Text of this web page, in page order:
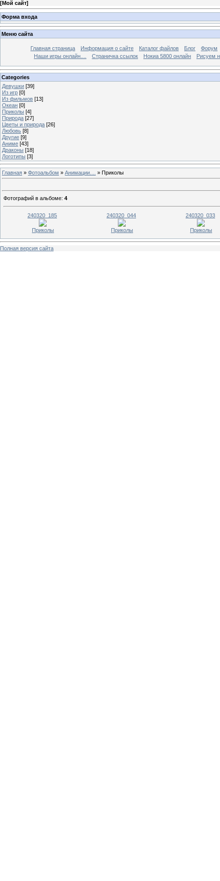
[Мой сайт]
Форма входа
Меню сайта
Главная страница Информация о сайте Каталог файлов Блог
Форум
Наши игры онлайн....
Страничка ссылок Нокиа 5800 онлайн Рисуем
Categories
Девушки [39]
Из игр [0]
Из фильмов [13]
Океан [0]
Приколы [4]
Природа [27]
Цветы и природа [26]
Любовь [8]
Другие [9]
Аниме [43]
Драконы [18]
Логотипы [3]
Главная » Фотоальбом » Анимации.... » Приколы
Фотографий в альбоме: 4
240320_185
Приколы
240320_044
Приколы
240320_033
Приколы
Полная версия сайта